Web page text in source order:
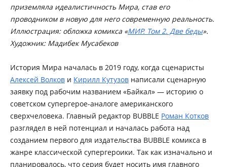
приземляла идеалистичность Мира, став его
проводником в новую для него современную реальность.
Иллюстрация: обложка комикса «МИР. Том 2. Две беды».
Художник: Мадибек Мусабеков
История Мира началась в 2019 году, когда сценаристы
Алексей Волков и Кирилл Кутузов написали сценарную
заявку под рабочим названием «Байкал» — историю о
советском супергерое-аналоге американского
сверхчеловека. Главный редактор BUBBLE Роман Котков
разглядел в ней потенциал и началась работа над
созданием первого для издательства BUBBLE комикса в
жанре классической супергероики. Так как изначально и
планировалось, что серия будет носить имя главного